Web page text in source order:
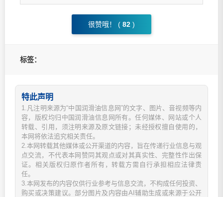
很赞哦！ ( 82 )
标签：
特此声明
1.凡注明来源为“中国润滑油信息网”的文字、图片、音视频等内
容，版权均归中国润滑油信息网所有。任何媒体、网站或个人
转载、引用，须注明来源及原文链接；未经授权擅自使用的，
本网将依法追究相关责任。
2.本网转载其他媒体或公开渠道的内容，旨在传递行业信息与观
点交流，不代表本网赞同其观点或对其真实性、完整性作出保
证。相关版权归原作者所有，转载方需自行承担相应法律责
任。
3.本网发布的内容仅供行业参考与信息交流，不构成任何投资、
购买或决策建议。部分图片及内容由AI辅助生成或来源于公开